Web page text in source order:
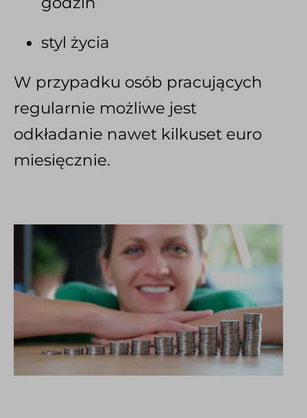
styl życia
W przypadku osób pracujących
regularnie możliwe jest
odkładanie nawet kilkuset euro
miesięcznie.